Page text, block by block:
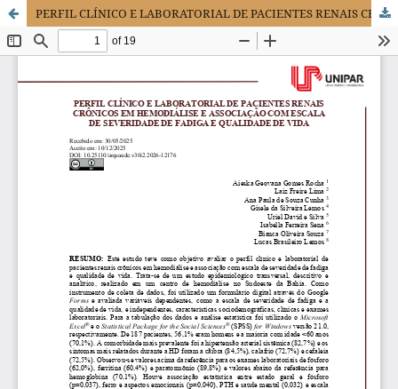
PERFIL CLÍNICO E LABORATORIAL DE PACIENTES RENAIS CRÔNICOS EM HEMODIÁLISE E ASSOCIAÇÃO COM ESCALA DE SEVERIDADE DE FADIGA E QUALIDADE DE VIDA